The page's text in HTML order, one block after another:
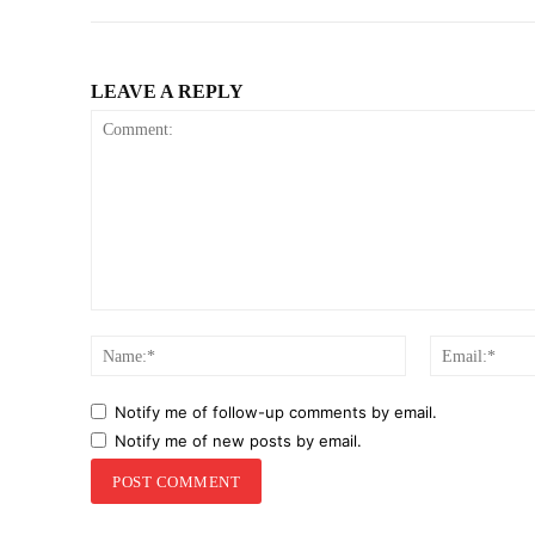
LEAVE A REPLY
Name:*
Notify me of follow-up comments by email.
Notify me of new posts by email.